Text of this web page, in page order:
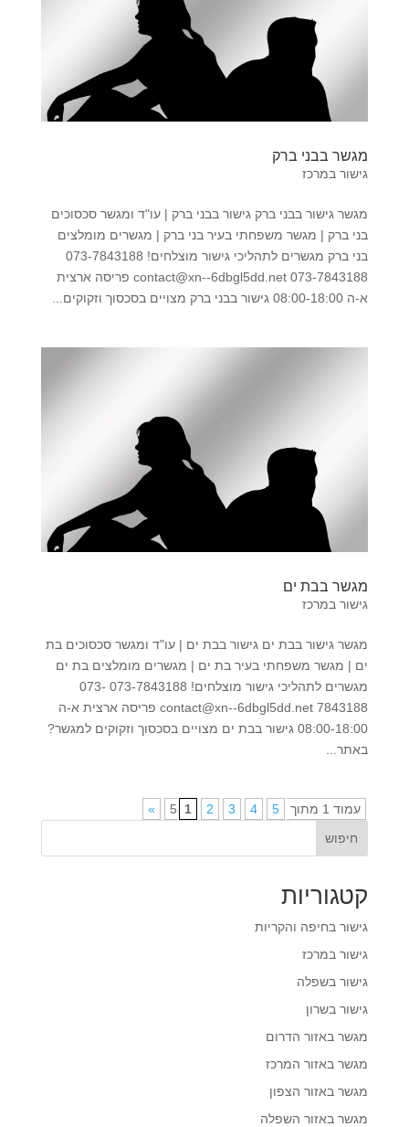
מגשר בבני ברק
גישור במרכז
מגשר גישור בבני ברק גישור בבני ברק | עו"ד ומגשר סכסוכים
בני ברק | מגשר משפחתי בעיר בני ברק | מגשרים מומלצים
בני ברק מגשרים לתהליכי גישור מוצלחים! 073-7843188
073-7843188 contact@xn--6dbgl5dd.net פריסה ארצית
א-ה 08:00-18:00 גישור בבני ברק מצויים בסכסוך וזקוקים...
מגשר בבת ים
גישור במרכז
מגשר גישור בבת ים גישור בבת ים | עו"ד ומגשר סכסוכים בת
ים | מגשר משפחתי בעיר בת ים | מגשרים מומלצים בת ים
מגשרים לתהליכי גישור מוצלחים! 073-7843188 073-
7843188 contact@xn--6dbgl5dd.net פריסה ארצית א-ה
08:00-18:00 גישור בבת ים מצויים בסכסוך וזקוקים למגשר?
באתר...
עמוד 1 מתוך 5 1 2 3 4 5
»
חיפוש
קטגוריות
גישור בחיפה והקריות
גישור במרכז
גישור בשפלה
גישור בשרון
מגשר באזור הדרום
מגשר באזור המרכז
מגשר באזור הצפון
מגשר באזור השפלה